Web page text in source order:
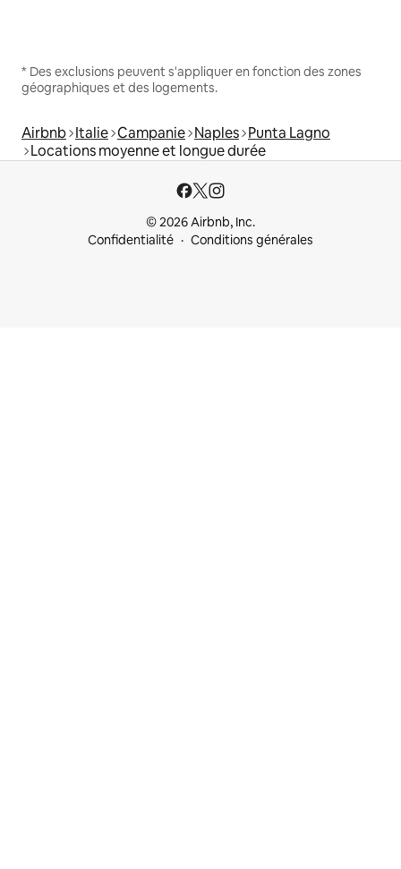
* Des exclusions peuvent s'appliquer en fonction des zones
géographiques et des logements.
Airbnb Italie Campanie Naples Punta Lagno
Locations moyenne et longue durée
© 2026 Airbnb, Inc.
Confidentialité
Conditions générales